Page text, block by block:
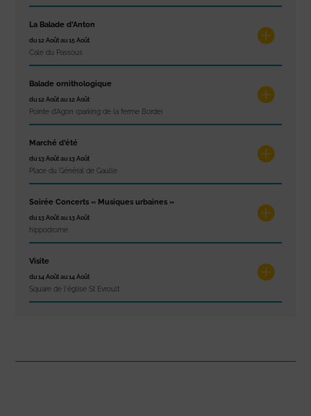
La Balade d’Anton
du 12 Août au 15 Août
Cale du Passous
Balade ornithologique
du 12 Août au 12 Août
Pointe d'Agon (parking de la ferme Borde)
Marché d’été
du 13 Août au 13 Août
Place du Général de Gaulle
Soirée Concerts « Musiques urbaines »
du 13 Août au 13 Août
hippodrome
Visite
du 14 Août au 14 Août
Square de l'église St Evroult